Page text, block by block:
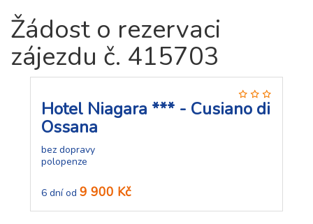
Žádost o rezervaci
zájezdu č. 415703
Hotel Niagara *** - Cusiano di
Ossana
bez dopravy
polopenze
6 dní od 9 900 Kč